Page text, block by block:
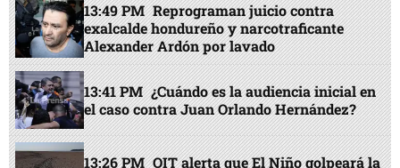
13:49 PM Reprograman juicio contra
exalcalde hondureño y narcotraficante
Alexander Ardón por lavado
13:41 PM ¿Cuándo es la audiencia inicial en
el caso contra Juan Orlando Hernández?
13:26 PM OIT alerta que El Niño golpeará la